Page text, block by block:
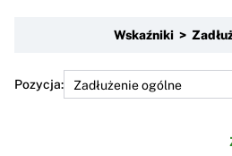
Wskaźniki >
Pozycja: